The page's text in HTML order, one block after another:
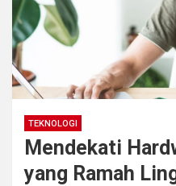
TEKNOLOGI
Mendekati
yang Ramah